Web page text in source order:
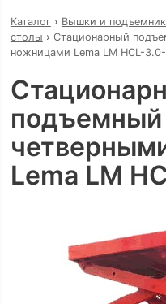
Каталог› Вышки и
столы › Стационарный
ножницами Lema LM HCL-
подъемный
Lema LM